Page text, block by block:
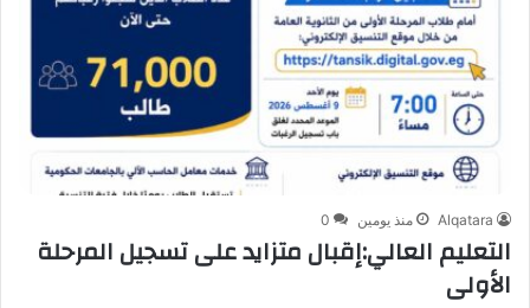
Alqatara منذ يومين 0
التعليم العالي:إقبال متزايد على تسجيل المرحلة
الأولى